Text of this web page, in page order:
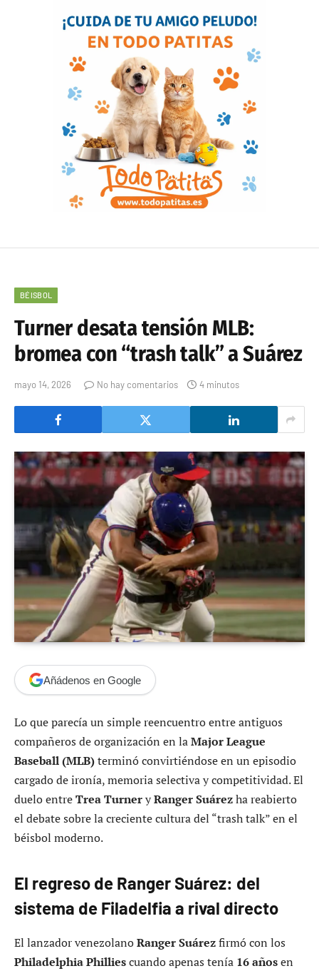
BÉISBOL
Turner desata tensión MLB:
bromea con “trash talk” a Suárez
mayo 14, 2026 No hay comentarios 4 minutos
Añádenos en Google
Lo que parecía un simple reencuentro entre antiguos
compañeros de organización en laMajor League
Baseball (MLB)terminó convirtiéndose en un episodio
cargado de ironía, memoria selectiva y competitividad. El
duelo entreTrea TurneryRanger Suárezha reabierto
el debate sobre la creciente cultura del “trash talk” en el
béisbol moderno.
El regreso de Ranger Suárez: del
sistema de Filadelfia a rival directo
El lanzador venezolanoRanger Suárezfirmó con los
Philadelphia Philliescuando apenas tenía 16 añosen